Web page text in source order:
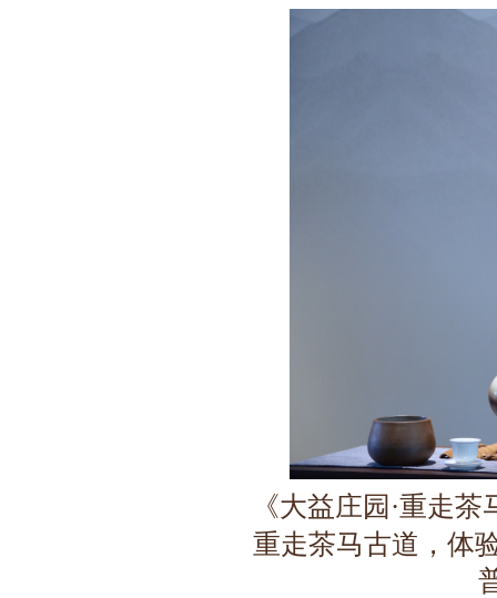
《大益庄园·重走
重走茶马古道，体